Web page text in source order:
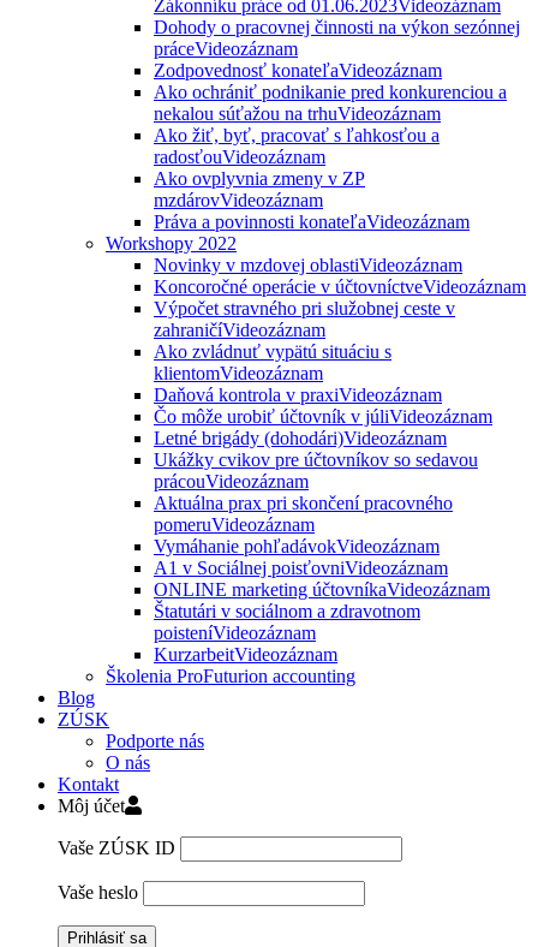
Zákonníku práce od 01.06.2023Videozáznam
Dohody o pracovnej činnosti na výkon sezónnej
práceVideozáznam
Zodpovednosť konateľaVideozáznam
Ako ochrániť podnikanie pred konkurenciou a
nekalou súťažou na trhuVideozáznam
Ako žiť, byť, pracovať s ľahkosťou a
radosťouVideozáznam
Ako ovplyvnia zmeny v ZP
mzdárovVideozáznam
Práva a povinnosti konateľaVideozáznam
Workshopy 2022
Novinky v mzdovej oblastiVideozáznam
Koncoročné operácie v účtovníctveVideozáznam
Výpočet stravného pri služobnej ceste v
zahraničíVideozáznam
Ako zvládnuť vypätú situáciu s
klientomVideozáznam
Daňová kontrola v praxiVideozáznam
Čo môže urobiť účtovník v júliVideozáznam
Letné brigády (dohodári)Videozáznam
Ukážky cvikov pre účtovníkov so sedavou
prácouVideozáznam
Aktuálna prax pri skončení pracovného
pomeruVideozáznam
Vymáhanie pohľadávokVideozáznam
A1 v Sociálnej poisťovniVideozáznam
ONLINE marketing účtovníkaVideozáznam
Štatutári v sociálnom a zdravotnom
poisteníVideozáznam
KurzarbeitVideozáznam
Školenia ProFuturion accounting
Blog
ZÚSK
Podporte nás
O nás
Kontakt
Môj účet
Vaše ZÚSK ID
Vaše heslo